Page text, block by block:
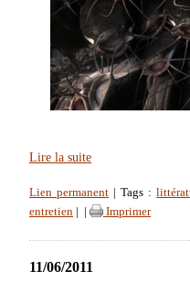
Lire la suite
Lien permanent | Tags :
entretien
Imprimer
11/06/2011